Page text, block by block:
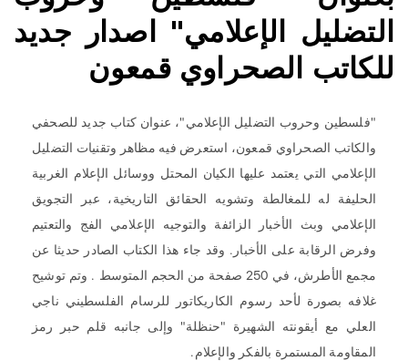
التضليل الإعلامي" اصدار جديد
للكاتب الصحراوي قمعون
"فلسطين وحروب التضليل الإعلامي"، عنوان كتاب جديد للصحفي
والكاتب الصحراوي قمعون، استعرض فيه مظاهر وتقنيات التضليل
الإعلامي التي يعتمد عليها الكيان المحتل ووسائل الإعلام الغربية
الحليفة له للمغالطة وتشويه الحقائق التاريخية، عبر التجويق
الإعلامي وبث الأخبار الزائفة والتوجيه الإعلامي الفج والتعتيم
وفرض الرقابة على الأخبار. وقد جاء هذا الكتاب الصادر حديثا عن
مجمع الأطرش، في 250 صفحة من الحجم المتوسط . وتم توشيح
غلافه بصورة لأحد رسوم الكاريكاتور للرسام الفلسطيني ناجي
العلي مع أيقونته الشهيرة "حنظلة" وإلى جانبه قلم حبر رمز
المقاومة المستمرة بالفكر والإعلام.